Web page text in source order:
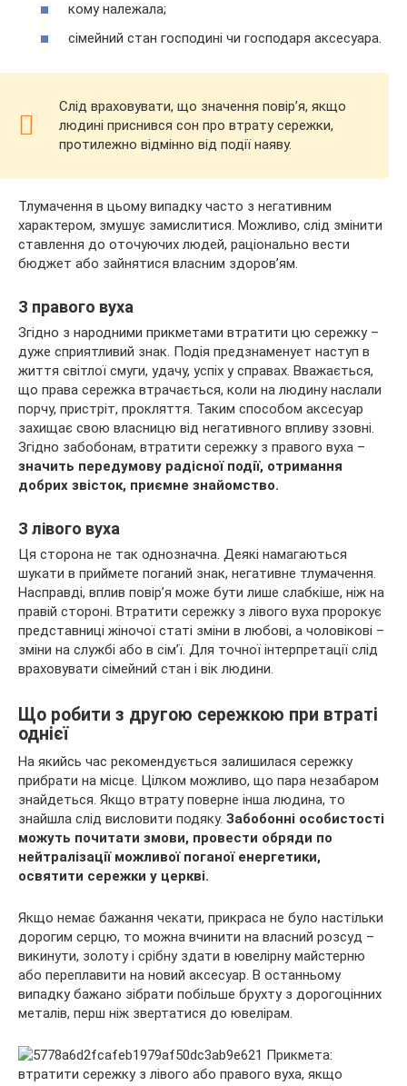
кому належала;
сімейний стан господині чи господаря аксесуара.
Слід враховувати, що значення повір’я, якщо
людині приснився сон про втрату сережки,
протилежно відмінно від події наяву.
Тлумачення в цьому випадку часто з негативним
характером, змушує замислитися. Можливо, слід змінити
ставлення до оточуючих людей, раціонально вести
бюджет або зайнятися власним здоров’ям.
З правого вуха
Згідно з народними прикметами втратити цю сережку –
дуже сприятливий знак. Подія предзнаменует наступ в
життя світлої смуги, удачу, успіх у справах. Вважається,
що права сережка втрачається, коли на людину наслали
порчу, пристріт, прокляття. Таким способом аксесуар
захищає свою власницю від негативного впливу ззовні.
Згідно забобонам, втратити сережку з правого вуха –
значить передумову радісної події, отримання
добрих звісток, приємне знайомство.
З лівого вуха
Ця сторона не так однозначна. Деякі намагаються
шукати в приймете поганий знак, негативне тлумачення.
Насправді, вплив повір’я може бути лише слабкіше, ніж на
правій стороні. Втратити сережку з лівого вуха пророкує
представниці жіночої статі зміни в любові, а чоловікові –
зміни на службі або в сім’ї. Для точної інтерпретації слід
враховувати сімейний стан і вік людини.
Що робити з другою сережкою при втраті
однієї
На якийсь час рекомендується залишилася сережку
прибрати на місце. Цілком можливо, що пара незабаром
знайдеться. Якщо втрату поверне інша людина, то
знайшла слід висловити подяку. Забобонні особистості
можуть почитати змови, провести обряди по
нейтралізації можливої поганої енергетики,
освятити сережки у церкві.
Якщо немає бажання чекати, прикраса не було настільки
дорогим серцю, то можна вчинити на власний розсуд –
викинути, золоту і срібну здати в ювелірну майстерню
або переплавити на новий аксесуар. В останньому
випадку бажано зібрати побільше брухту з дорогоцінних
металів, перш ніж звертатися до ювелірам.